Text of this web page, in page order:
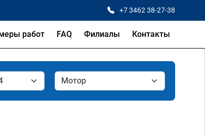
+7 3462 38-27-38
работ FAQ Филиалы Контакты